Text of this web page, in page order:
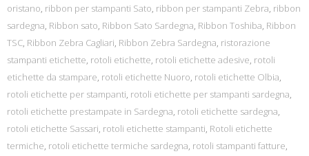
oristano, ribbon per stampanti Sato, ribbon per stampanti Zebra, ribbon
sardegna, Ribbon sato, Ribbon Sato Sardegna, Ribbon Toshiba, Ribbon
TSC, Ribbon Zebra Cagliari, Ribbon Zebra Sardegna, ristorazione
stampanti etichette, rotoli etichette, rotoli etichette adesive, rotoli
etichette da stampare, rotoli etichette Nuoro, rotoli etichette Olbia,
rotoli etichette per stampanti, rotoli etichette per stampanti sardegna,
rotoli etichette prestampate in Sardegna, rotoli etichette sardegna,
rotoli etichette Sassari, rotoli etichette stampanti, Rotoli etichette
termiche, rotoli etichette termiche sardegna, rotoli stampanti fatture,